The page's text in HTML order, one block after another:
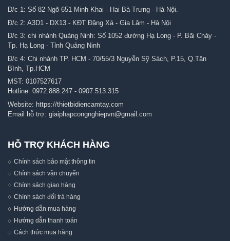
Đ/c 1: Số 82 Ngõ 651 Minh Khai - Hai Bà Trưng - Hà Nội.
Đ/c 2: A3D1 - DX13 - KĐT Đặng Xá - Gia Lâm - Hà Nội
Đ/c 3: chi nhánh Quảng Ninh: Số 1052 đường Hạ Long - P. Bãi Cháy -
Tp. Hạ Long - Tỉnh Quảng Ninh
Đ/c 4: Chi nhánh TP. HCM - 70/55/3 Nguyễn Sỹ Sách, P.15, Q.Tân
Bình, Tp.HCM
MST: 0107527617
Hotline: 0972.888.247 - 0907.513.315
Website: https://thietbidiencamtay.com
Email hỗ trợ: giaiphapcongnghiepvn@gmail.com
HỖ TRỢ KHÁCH HÀNG
Chính sách bảo mật thông tin
Chính sách vận chuyển
Chính sách giao hàng
Chính sách đổi trả hàng
Hướng dẫn mua hàng
Hướng dẫn thanh toán
Cách thức mua hàng